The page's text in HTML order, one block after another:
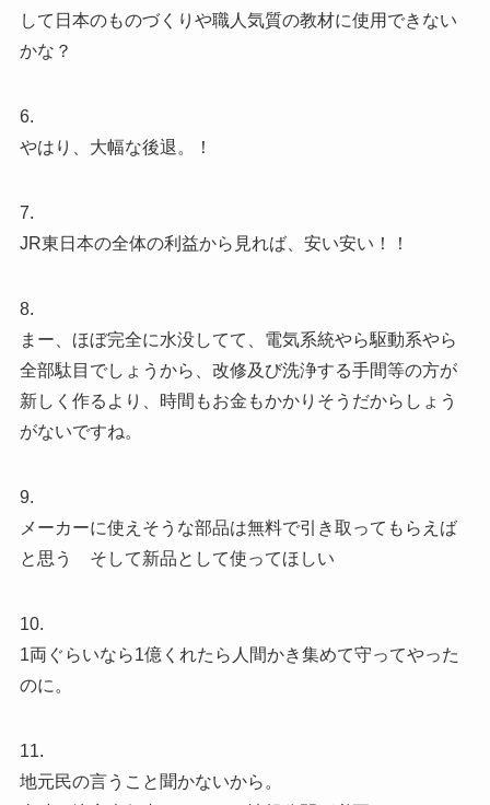
して日本のものづくりや職人気質の教材に使用できない
かな？
6.
やはり、大幅な後退。！
7.
JR東日本の全体の利益から見れば、安い安い！！
8.
まー、ほぼ完全に水没してて、電気系統やら駆動系やら
全部駄目でしょうから、改修及び洗浄する手間等の方が
新しく作るより、時間もお金もかかりそうだからしょう
がないですね。
9.
メーカーに使えそうな部品は無料で引き取ってもらえば
と思う そして新品として使ってほしい
10.
1両ぐらいなら1億くれたら人間かき集めて守ってやった
のに。
11.
地元民の言うこと聞かないから。